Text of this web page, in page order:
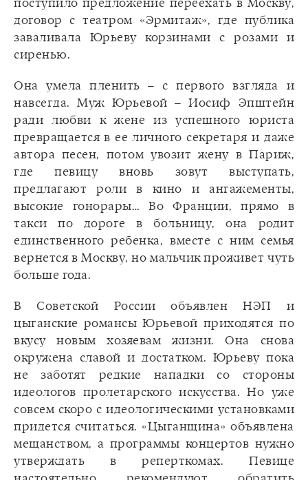
поступило предложение переехать в Москву,
договор с театром «Эрмитаж», где публика
заваливала Юрьеву корзинами с розами и
сиренью.
Она умела пленить – с первого взгляда и
навсегда. Муж Юрьевой – Иосиф Эпштейн
ради любви к жене из успешного юриста
превращается в ее личного секретаря и даже
автора песен, потом увозит жену в Париж,
где певицу вновь зовут выступать,
предлагают роли в кино и ангажементы,
высокие гонорары… Во Франции, прямо в
такси по дороге в больницу, она родит
единственного ребенка, вместе с ним семья
вернется в Москву, но мальчик проживет чуть
больше года.
В Советской России объявлен НЭП и
цыганские романсы Юрьевой приходятся по
вкусу новым хозяевам жизни. Она снова
окружена славой и достатком. Юрьеву пока
не заботят редкие нападки со стороны
идеологов пролетарского искусства. Но уже
совсем скоро с идеологическими установками
придется считаться. «Цыганщина» объявлена
мещанством, а программы концертов нужно
утверждать в реперткомах. Певице